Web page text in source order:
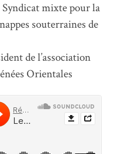
mixte pour la
souterraines de
de l’association
Orientales